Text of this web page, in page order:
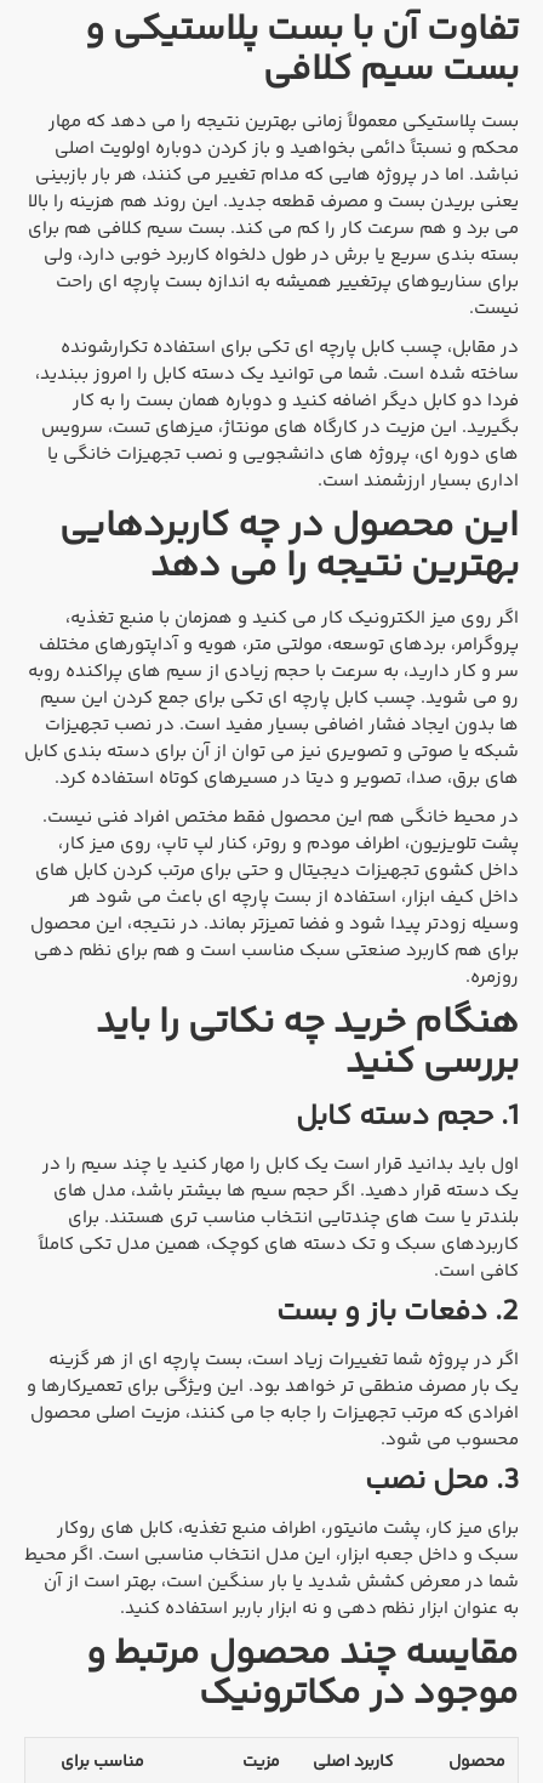
تفاوت آن با بست پلاستیکی و
بست سیم کلافی
بست پلاستیکی معمولاً زمانی بهترین نتیجه را می دهد که مهار
محکم و نسبتاً دائمی بخواهید و باز کردن دوباره اولویت اصلی
نباشد. اما در پروژه هایی که مدام تغییر می کنند، هر بار بازبینی
یعنی بریدن بست و مصرف قطعه جدید. این روند هم هزینه را بالا
می برد و هم سرعت کار را کم می کند. بست سیم کلافی هم برای
بسته بندی سریع یا برش در طول دلخواه کاربرد خوبی دارد، ولی
برای سناریوهای پرتغییر همیشه به اندازه بست پارچه ای راحت
نیست.
در مقابل، چسب کابل پارچه ای تکی برای استفاده تکرارشونده
ساخته شده است. شما می توانید یک دسته کابل را امروز ببندید،
فردا دو کابل دیگر اضافه کنید و دوباره همان بست را به کار
بگیرید. این مزیت در کارگاه های مونتاژ، میزهای تست، سرویس
های دوره ای، پروژه های دانشجویی و نصب تجهیزات خانگی یا
اداری بسیار ارزشمند است.
این محصول در چه کاربردهایی
بهترین نتیجه را می دهد
اگر روی میز الکترونیک کار می کنید و همزمان با منبع تغذیه،
پروگرامر، بردهای توسعه، مولتی متر، هویه و آداپتورهای مختلف
سر و کار دارید، به سرعت با حجم زیادی از سیم های پراکنده روبه
رو می شوید. چسب کابل پارچه ای تکی برای جمع کردن این سیم
ها بدون ایجاد فشار اضافی بسیار مفید است. در نصب تجهیزات
شبکه یا صوتی و تصویری نیز می توان از آن برای دسته بندی کابل
های برق، صدا، تصویر و دیتا در مسیرهای کوتاه استفاده کرد.
در محیط خانگی هم این محصول فقط مختص افراد فنی نیست.
پشت تلویزیون، اطراف مودم و روتر، کنار لپ تاپ، روی میز کار،
داخل کشوی تجهیزات دیجیتال و حتی برای مرتب کردن کابل های
داخل کیف ابزار، استفاده از بست پارچه ای باعث می شود هر
وسیله زودتر پیدا شود و فضا تمیزتر بماند. در نتیجه، این محصول
برای هم کاربرد صنعتی سبک مناسب است و هم برای نظم دهی
روزمره.
هنگام خرید چه نکاتی را باید
بررسی کنید
1. حجم دسته کابل
اول باید بدانید قرار است یک کابل را مهار کنید یا چند سیم را در
یک دسته قرار دهید. اگر حجم سیم ها بیشتر باشد، مدل های
بلندتر یا ست های چندتایی انتخاب مناسب تری هستند. برای
کاربردهای سبک و تک دسته های کوچک، همین مدل تکی کاملاً
کافی است.
2. دفعات باز و بست
اگر در پروژه شما تغییرات زیاد است، بست پارچه ای از هر گزینه
یک بار مصرف منطقی تر خواهد بود. این ویژگی برای تعمیرکارها و
افرادی که مرتب تجهیزات را جابه جا می کنند، مزیت اصلی محصول
محسوب می شود.
3. محل نصب
برای میز کار، پشت مانیتور، اطراف منبع تغذیه، کابل های روکار
سبک و داخل جعبه ابزار، این مدل انتخاب مناسبی است. اگر محیط
شما در معرض کشش شدید یا بار سنگین است، بهتر است از آن
به عنوان ابزار نظم دهی و نه ابزار باربر استفاده کنید.
مقایسه چند محصول مرتبط و
موجود در مکاترونیک
محصول کاربرد اصلی مزیت مناسب برای